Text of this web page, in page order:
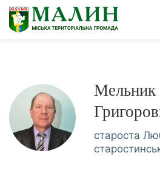
Офіційна
Мельник
староста